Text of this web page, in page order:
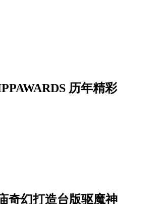
历年精彩
奇幻打造台版驱魔神